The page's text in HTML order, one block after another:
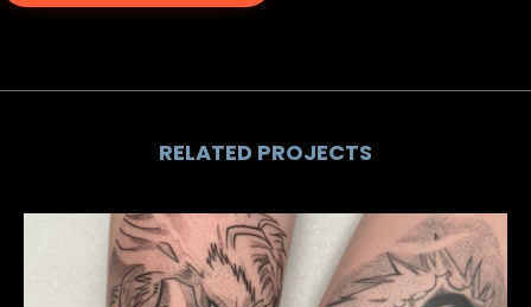
RELATED PROJECTS